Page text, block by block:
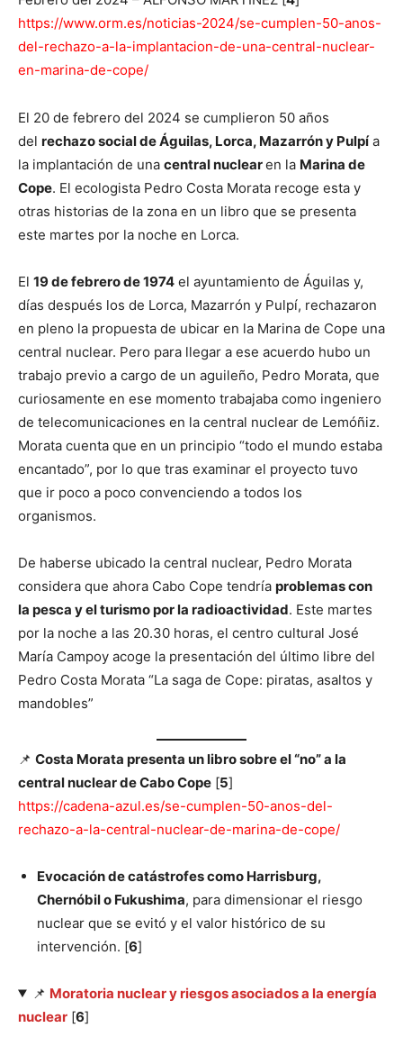
https://www.orm.es/noticias-2024/se-cumplen-50-anos-
del-rechazo-a-la-implantacion-de-una-central-nuclear-
en-marina-de-cope/
El 20 de febrero del 2024 se cumplieron 50 años
del rechazo social de Águilas, Lorca, Mazarrón y Pulpía
la implantación de una central nuclearen la Marina de
Cope. El ecologista Pedro Costa Morata recoge esta y
otras historias de la zona en un libro que se presenta
este martes por la noche en Lorca.
El 19 de febrero de 1974 el ayuntamiento de Águilas y,
días después los de Lorca, Mazarrón y Pulpí, rechazaron
en pleno la propuesta de ubicar en la Marina de Cope una
central nuclear. Pero para llegar a ese acuerdo hubo un
trabajo previo a cargo de un aguileño, Pedro Morata, que
curiosamente en ese momento trabajaba como ingeniero
de telecomunicaciones en la central nuclear de Lemóñiz.
Morata cuenta que en un principio “todo el mundo estaba
encantado”, por lo que tras examinar el proyecto tuvo
que ir poco a poco convenciendo a todos los
organismos.
De haberse ubicado la central nuclear, Pedro Morata
considera que ahora Cabo Cope tendría problemas con
la pesca y el turismo por la radioactividad. Este martes
por la noche a las 20.30 horas, el centro cultural José
María Campoy acoge la presentación del último libre del
Pedro Costa Morata “La saga de Cope: piratas, asaltos y
mandobles”
📌 Costa Morata presenta un libro sobre el “no” a la
central nuclear de Cabo Cope [5]
https://cadena-azul.es/se-cumplen-50-anos-del-
rechazo-a-la-central-nuclear-de-marina-de-cope/
Evocación de catástrofes como Harrisburg,
Chernóbil o Fukushima, para dimensionar el riesgo
nuclear que se evitó y el valor histórico de su
intervención. [6]
📌 Moratoria nuclear y riesgos asociados a la energía
nuclear [6]